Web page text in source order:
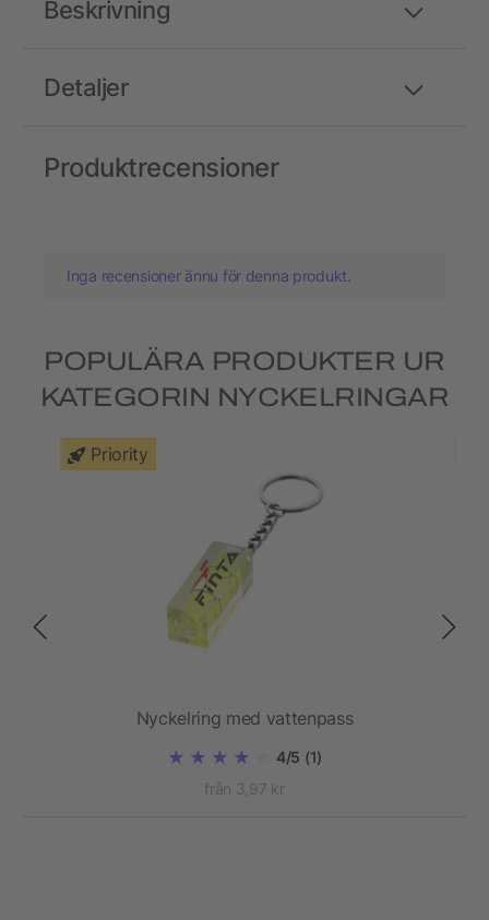
Detaljer
Beskrivning
Produktrecensioner
Inga recensioner ännu för denna produkt.
POPULÄRA PRODUKTER UR
KATEGORIN NYCKELRINGAR
Priority
Nyckelring med vattenpass
4/5 (1)
från 3,97 kr